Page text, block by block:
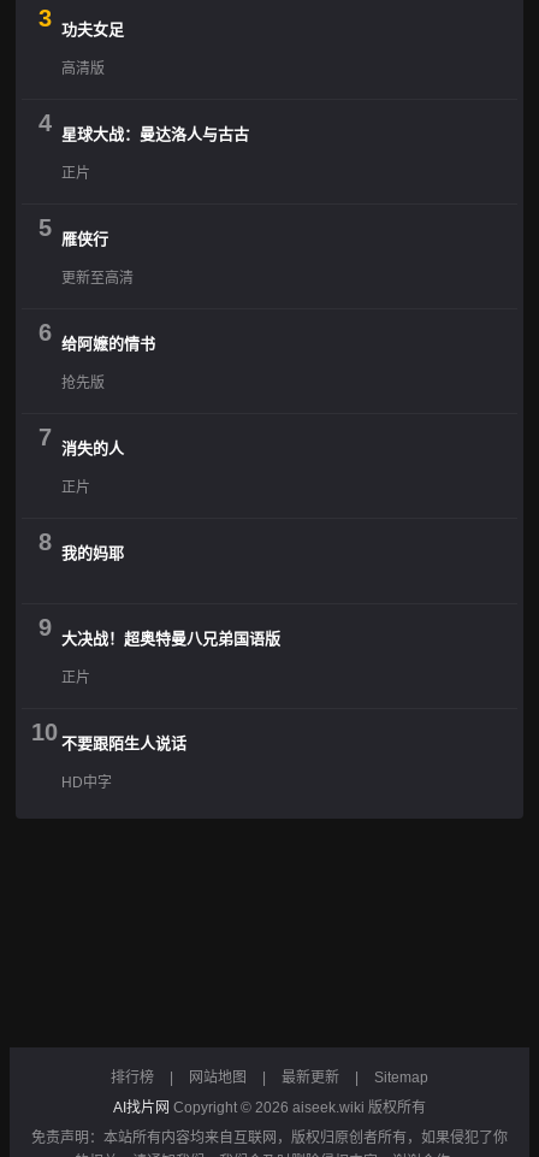
3 功夫女足
高清版
4 星球大战：曼达洛人与古古
正片
5 雁侠行
更新至高清
6 给阿嬷的情书
抢先版
7 消失的人
正片
8 我的妈耶
9 大决战！超奥特曼八兄弟国语版
正片
10 不要跟陌生人说话
HD中字
排行榜 网站地图 最新更新
Sitemap
AI找片网 Copyright © 2026 aiseek.wiki 版权所有
免责声明：本站所有内容均来自互联网，版权归原创者所有，如果侵犯了你